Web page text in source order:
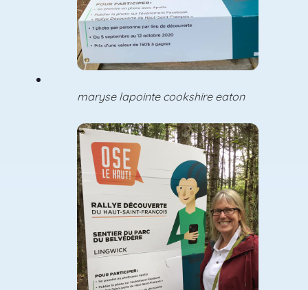
maryse lapointe cookshire eaton